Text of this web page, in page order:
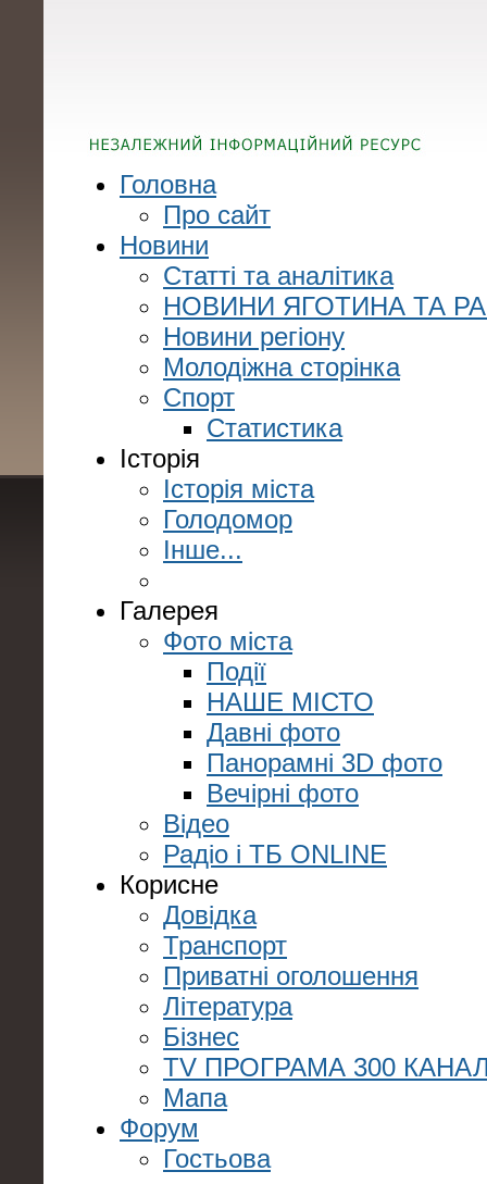
Головна
Про сайт
Новини
Статті та аналітика
НОВИНИ ЯГОТИНА ТА
Новини регіону
Молодіжна сторінка
Спорт
Статистика
Історія
Історія міста
Голодомор
Інше...
Галерея
Фото міста
Події
НАШЕ МІСТО
Давні фото
Панорамні 3D фото
Вечірні фото
Відео
Радіо і ТБ ONLINE
Корисне
Довідка
Транспорт
Приватні оголошення
Література
Бізнес
TV ПРОГРАМА 300
Мапа
Форум
Гостьова